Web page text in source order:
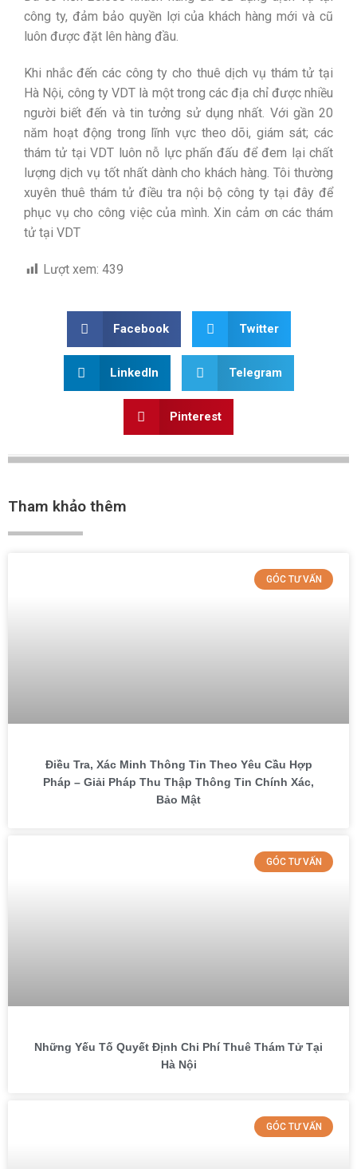
công ty, đảm bảo quyền lợi của khách hàng mới và cũ
luôn được đặt lên hàng đầu.
Khi nhắc đến các công ty cho thuê dịch vụ thám tử tại
Hà Nội, công ty VDT là một trong các địa chỉ được nhiều
người biết đến và tin tưởng sử dụng nhất. Với gần 20
năm hoạt động trong lĩnh vực theo dõi, giám sát; các
thám tử tại VDT luôn nỗ lực phấn đấu để đem lại chất
lượng dịch vụ tốt nhất dành cho khách hàng. Tôi thường
xuyên thuê thám tử điều tra nội bộ công ty tại đây để
phục vụ cho công việc của mình. Xin cảm ơn các thám
tử tại VDT
Lượt xem: 439
Facebook Twitter
LinkedIn Telegram
Pinterest
Tham khảo thêm
GÓC TƯ VẤN
Điều Tra, Xác Minh Thông Tin Theo Yêu Cầu Hợp
Pháp – Giải Pháp Thu Thập Thông Tin Chính Xác,
Bảo Mật
GÓC TƯ VẤN
Những Yếu Tố Quyết Định Chi Phí Thuê Thám Tử Tại
Hà Nội
GÓC TƯ VẤN